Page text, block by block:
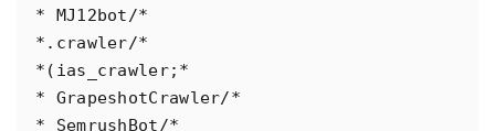
* MJ12bot/*
*.crawler/*
*(ias_crawler;*
* GrapeshotCrawler/*
* SemrushBot/*